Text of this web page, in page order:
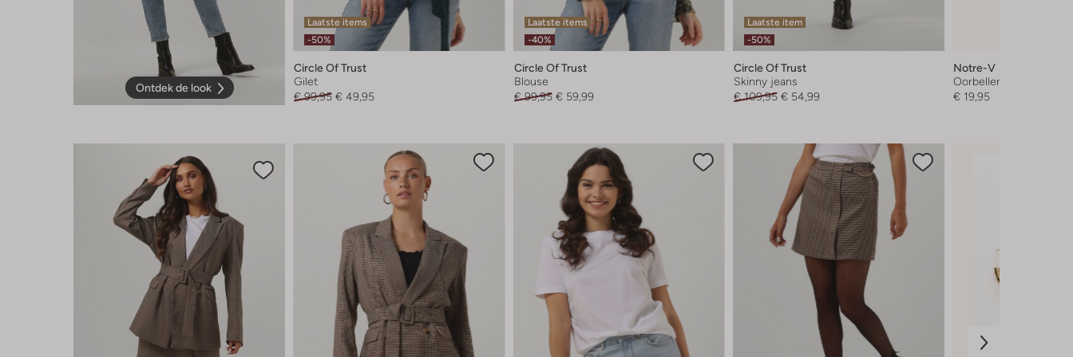
Ontdek de look
Laatste items
-50%
Circle Of Trust
Gilet
€ 99,95 € 49,95
Laatste items
-40%
Circle Of Trust
Blouse
€ 99,95 € 59,99
Laatste item
-50%
Circle Of Trust
Skinny jeans
€ 109,95 € 54,99
Notre-V
Oorbellen
€ 19,95